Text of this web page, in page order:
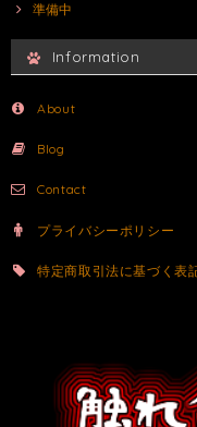
準備中
Information
About
Blog
Contact
プライバシーポリシー
特定商取引法に基づく表